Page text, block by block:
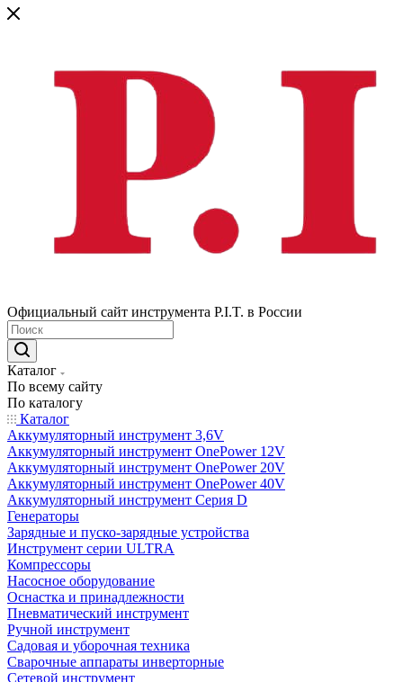
Официальный сайт инструмента P.I.T. в России
Каталог
По всему сайту
По каталогу
Каталог
Аккумуляторный инструмент 3,6V
Аккумуляторный инструмент OnePower 12V
Аккумуляторный инструмент OnePower 20V
Аккумуляторный инструмент OnePower 40V
Аккумуляторный инструмент Серия D
Генераторы
Зарядные и пуско-зарядные устройства
Инструмент серии ULTRA
Компрессоры
Насосное оборудование
Оснастка и принадлежности
Пневматический инструмент
Ручной инструмент
Садовая и уборочная техника
Сварочные аппараты инверторные
Сетевой инструмент